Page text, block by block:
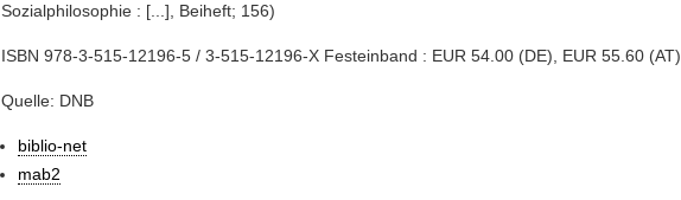
Sozialphilosophie : [...], Beiheft; 156)
ISBN 978-3-515-12196-5 / 3-515-12196-X Festeinband : EUR 54.00 (DE), EUR 55.60 (AT)
Quelle: DNB
biblio-net
mab2